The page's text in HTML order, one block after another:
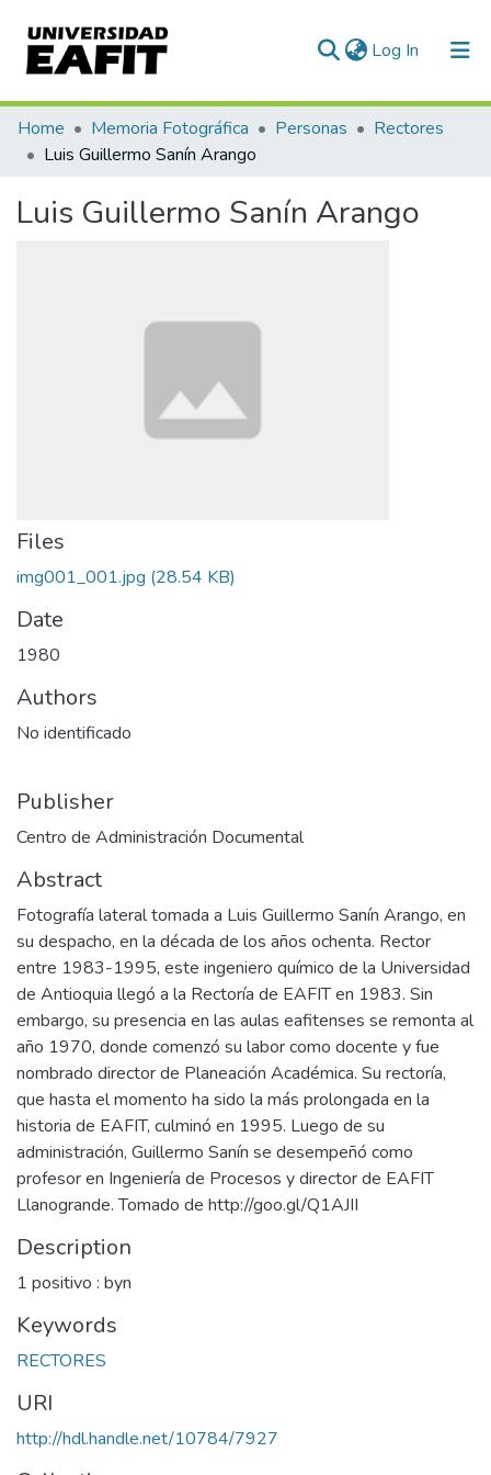
Log In (current)
Communities & Collections
All of DSpace
Statistics
Home Memoria Fotográfica Personas
Rectores
Luis Guillermo Sanín Arango
Luis Guillermo Sanín Arango
Files
img001_001.jpg (28.54 KB)
Date
1980
Authors
No identificado
Publisher
Centro de Administración Documental
Abstract
Fotografía lateral tomada a Luis Guillermo Sanín Arango, en
su despacho, en la década de los años ochenta. Rector
entre ​1983-1995, este ingeniero químico de la Universidad
de Antioquia llegó a la Rectoría de EAFIT en 1983. Sin
embargo, su presencia en las aulas eafitenses se remonta al
año 1970, donde comenzó su labor como docente y fue
nombrado director de Planeación Académica. Su rectoría,
que hasta el momento ha sido la más prolongada en la
historia de EAFIT, culminó en 1995. Luego de su
administración, Guillermo Sanín se desempeñó como
profesor en Ingeniería de Procesos y director de EAFIT
Llanogrande. Tomado de http://goo.gl/Q1AJII
Description
1 positivo : byn
Keywords
RECTORES
URI
http://hdl.handle.net/10784/7927